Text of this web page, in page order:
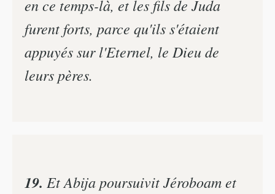
en ce temps-là, et les fils de Juda
furent forts, parce qu'ils s'étaient
appuyés sur l'Eternel, le Dieu de
leurs pères.
19. Et Abija poursuivit Jéroboam et